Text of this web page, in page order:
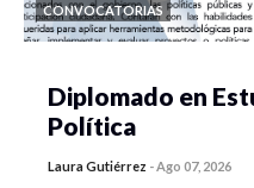
CONVOCATORIAS
Diplomado en
Política
Laura Gutiérrez - Ago 07, 2026